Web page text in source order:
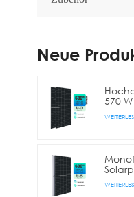
Neue
570
580
und